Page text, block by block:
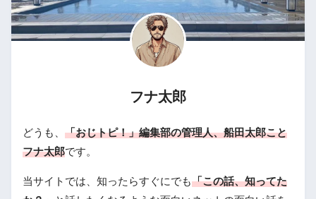
フナ太郎
どうも、 「おじトピ！」編集部の管理人、船田太郎こと
フナ太郎です。
当サイトでは、知ったらすぐにでも「この話、知ってた